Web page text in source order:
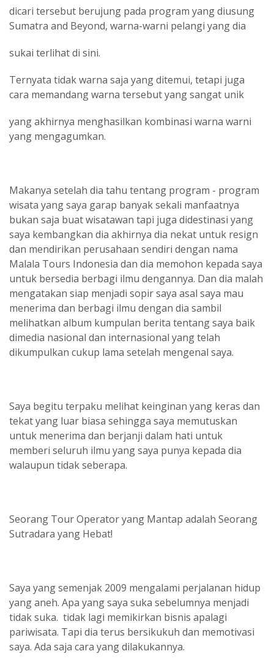
dicari tersebut berujung pada program yang diusung
Sumatra and Beyond, warna-warni pelangi yang dia
sukai terlihat di sini.
Ternyata tidak warna saja yang ditemui, tetapi juga
cara memandang warna tersebut yang sangat unik
yang akhirnya menghasilkan kombinasi warna warni
yang mengagumkan.
Makanya setelah dia tahu tentang program - program
wisata yang saya garap banyak sekali manfaatnya
bukan saja buat wisatawan tapi juga didestinasi yang
saya kembangkan dia akhirnya dia nekat untuk resign
dan mendirikan perusahaan sendiri dengan nama
Malala Tours Indonesia dan dia memohon kepada saya
untuk bersedia berbagi ilmu dengannya. Dan dia malah
mengatakan siap menjadi sopir saya asal saya mau
menerima dan berbagi ilmu dengan dia sambil
melihatkan album kumpulan berita tentang saya baik
dimedia nasional dan internasional yang telah
dikumpulkan cukup lama setelah mengenal saya.
Saya begitu terpaku melihat keinginan yang keras dan
tekat yang luar biasa sehingga saya memutuskan
untuk menerima dan berjanji dalam hati untuk
memberi seluruh ilmu yang saya punya kepada dia
walaupun tidak seberapa.
Seorang Tour Operator yang Mantap adalah Seorang
Sutradara yang Hebat!
Saya yang semenjak 2009 mengalami perjalanan hidup
yang aneh. Apa yang saya suka sebelumnya menjadi
tidak suka. tidak lagi memikirkan bisnis apalagi
pariwisata. Tapi dia terus bersikukuh dan memotivasi
saya. Ada saja cara yang dilakukannya.